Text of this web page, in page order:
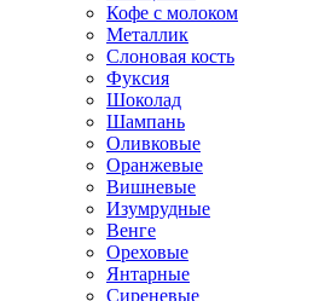
Кофе с молоком
Металлик
Слоновая кость
Фуксия
Шоколад
Шампань
Оливковые
Оранжевые
Вишневые
Изумрудные
Венге
Ореховые
Янтарные
Сиреневые